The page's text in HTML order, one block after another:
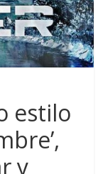
estilo
y